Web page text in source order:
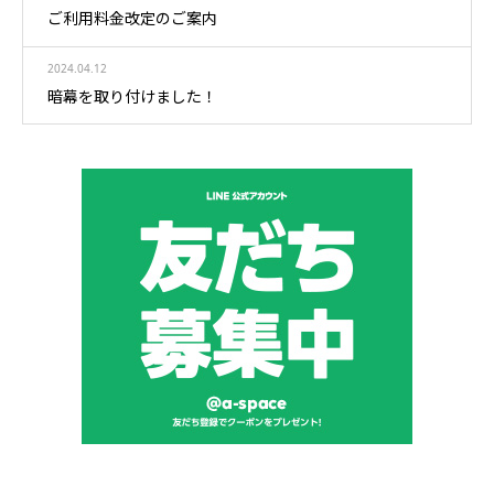
ご利用料金改定のご案内
2024.04.12
暗幕を取り付けました！